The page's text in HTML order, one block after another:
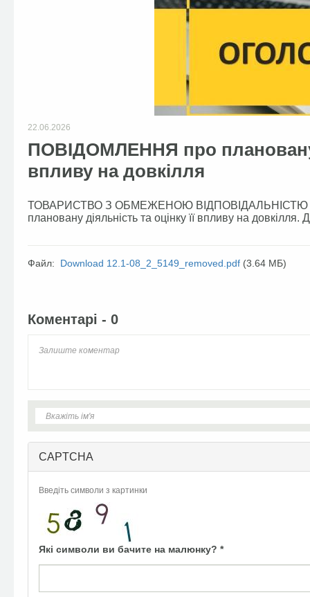
22.06.2026
ПОВІДОМЛЕННЯ про плановану
впливу на довкілля
ТОВАРИСТВО З ОБМЕЖЕНОЮ ВІДПОВІДАЛЬНІСТЮ
плановану діяльність та оцінку її впливу на довкілля.
Файл: Download 12.1-08_2_5149_removed.pdf (3.64 МБ)
Коментарі - 0
CAPTCHA
Введіть символи з картинки
Які символи ви бачите на малюнку? *